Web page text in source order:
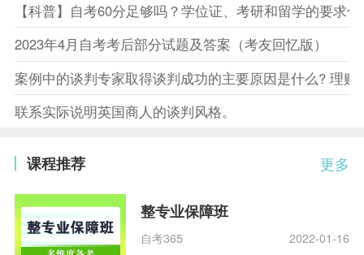
【科普】自考60分足够吗？学位证、考研和留学的要求
2023年4月自考考后部分试题及答案（考友回忆版）
案例中的谈判专家取得谈判成功的主要原因是什么? 理
联系实际说明英国商人的谈判风格。
更多
课程推荐
整专业保障班
自考365 2022-01-16